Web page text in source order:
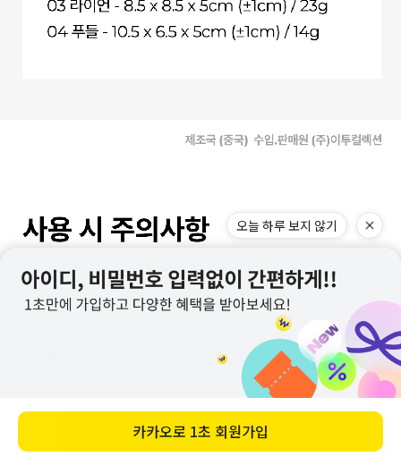
바로 구매하기